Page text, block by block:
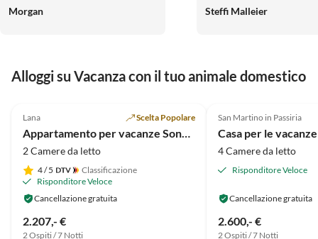
Morgan
Steffi Malleier
Alloggi su Vacanza con il tuo animale domestico
Lana Scelta Popolare
Appartamento per vacanze Sonnenblume im Vitalhof - Niederhof
2 Camere da letto
4/ 5
Classificazione
Risponditore Veloce
Cancellazione gratuita
2.207,- €
2 Ospiti / 7 Notti
San Martino in Passiria
Casa per le
4 Camere da letto
Risponditore Veloce
Cancellazione gratuita
2.600,- €
2 Ospiti / 7 Notti